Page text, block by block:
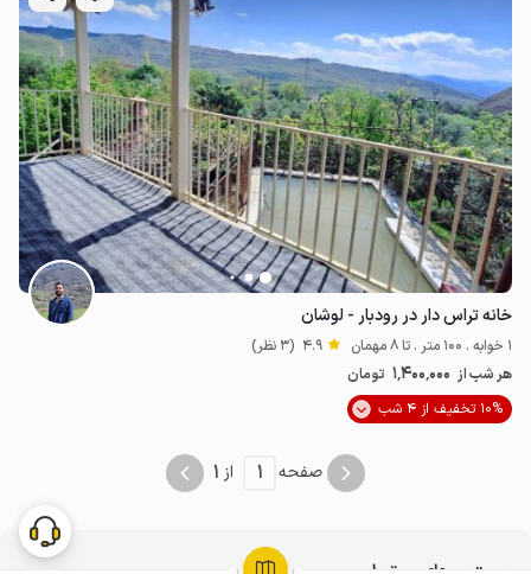
خانه تراس دار در رودبار - لوشان
1 خوابه . 100 متر . تا 8 مهمان 4.9 (3 نظر)
هر شب از 1٬400٬000 تومان
10% تخفیف از 4 شب
صفحه 1 از 1